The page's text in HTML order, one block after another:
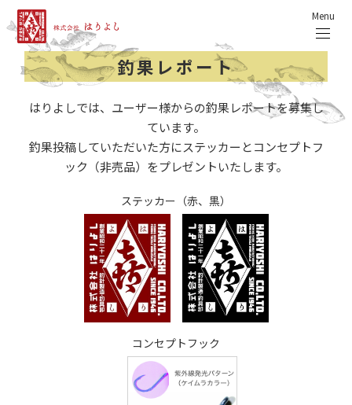
Menu
釣果レポート
はりよしでは、ユーザー様からの釣果レポートを募集し
ています。
釣果投稿していただいた方にステッカーとコンセプトフ
ック（非売品）をプレゼントいたします。
ステッカー（赤、黒）
コンセプトフック